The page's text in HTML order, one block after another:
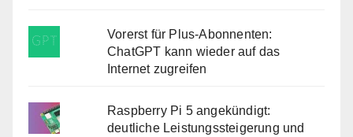
Vorerst für Plus-Abonnenten:
ChatGPT kann wieder auf das
Internet zugreifen
Raspberry Pi 5 angekündigt:
deutliche Leistungssteigerung und